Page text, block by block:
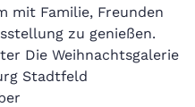
mit Familie, Freunden
zu genießen.
Die Weihnachtsgalerie
Stadtfeld